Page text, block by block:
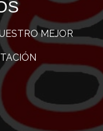
MEJOR